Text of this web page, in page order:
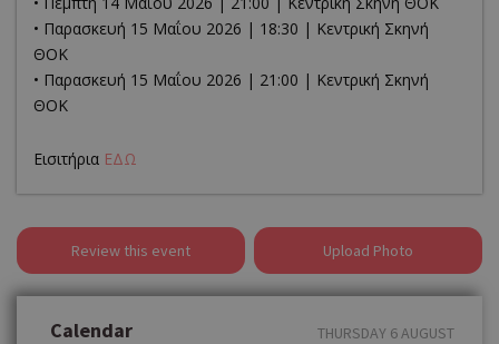
• Παρασκευή 15 Μαΐου 2026 | 18:30 | Κεντρική Σκηνή
ΘΟΚ
• Παρασκευή 15 Μαΐου 2026 | 21:00 | Κεντρική Σκηνή
ΘΟΚ
Eισιτήρια ΕΔΩ
Review this event Upload Photo
Calendar THURSDAY 6 AUGUST